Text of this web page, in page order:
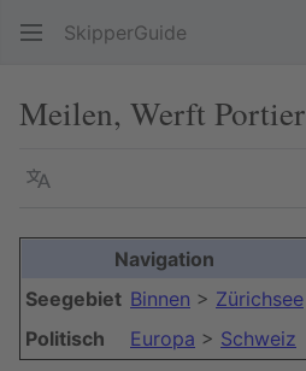
SkipperGuide
Meilen, Werft Portier
Sprache
Navigation
Seegebiet Binnen > Zürichsee
Politisch
Europa > Schweiz